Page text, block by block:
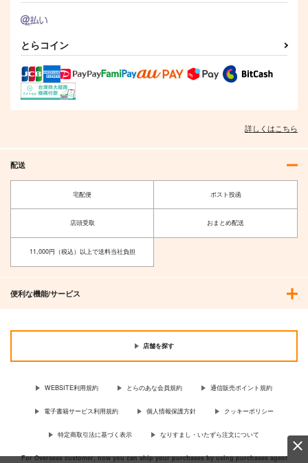
とらコイン
詳しくはこちら
配送
宅配便 ポスト投函
店頭受取 おまとめ配送
11,000円（税込）以上で送料当社負担
便利な機能/サービス
店舗を探す
WEBSITE利用規約 とらのあな会員規約 通信販売ポイント規約
電子書籍サービス利用規約 個人情報保護方針 クッキーポリシー
特定商取引法に基づく表示 なりすまし・いたずら注文について
For Overseas customer, now you can ship your purchases by using purchases agent